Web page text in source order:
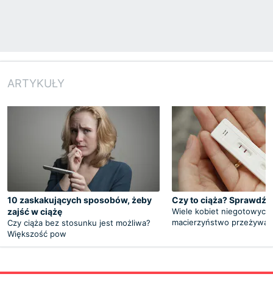
ARTYKUŁY
10 zaskakujących sposobów, żeby
zajść w ciążę
Czy ciąża bez stosunku jest możliwa?
Większość pow
Czy to ciąża? Sprawdź!
Wiele kobiet niegotowych
macierzyństwo przeżywa